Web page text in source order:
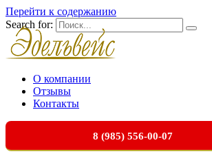
Перейти к содержанию
Search for:
О компании
Отзывы
Контакты
8 (985) 556-00-07